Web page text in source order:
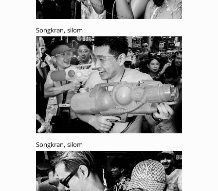
Songkran, silom
Songkran, silom